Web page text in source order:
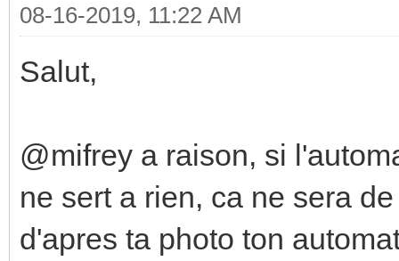
08-16-2019, 11:22 AM
Salut,
@mifrey a raison, si
ne sert a rien, ca ne sera
d'apres ta photo ton